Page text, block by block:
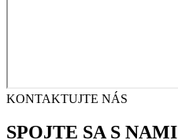
KONTAKTUJTE NÁS
SPOJTE SA S NAMI